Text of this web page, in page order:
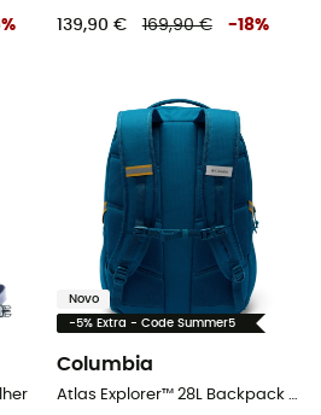
% 139,90 € 169,90 € -18%
Novo
-5% Extra - Code Summer5
Columbia